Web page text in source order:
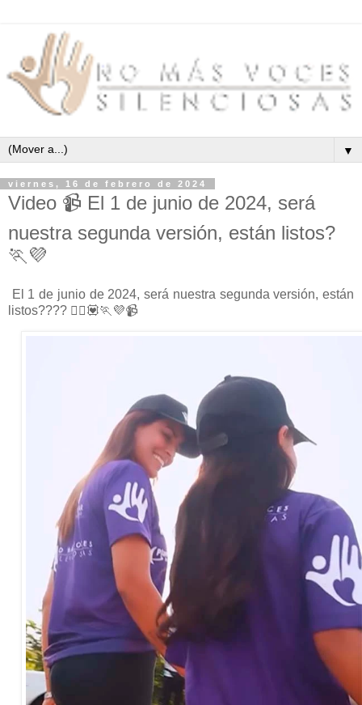
▼
viernes, 16 de febrero de 2024
Video 📹 El 1 de junio de 2024, será
nuestra segunda versión, están listos?
🏃💜
El 1 de junio de 2024, será nuestra segunda versión, están
listos???? 🏃‍♀️💟🏃💜📹